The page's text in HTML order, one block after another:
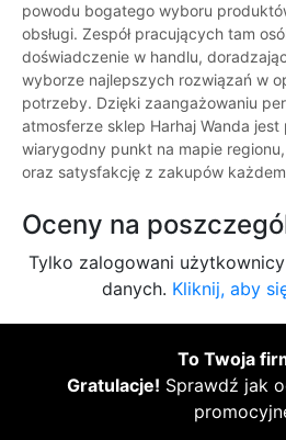
powodu bogatego wyboru
obsługi. Zespół pracujących tam
doświadczenie w handlu,
wyborze najlepszych rozwiązań w
potrzeby. Dzięki zaangażowaniu
atmosferze sklep Harhaj Wanda
wiarygodny punkt na mapie
oraz satysfakcję z zakupów
Oceny na
Tylko zalogowani
danych. Kliknij, aby
To Twoja
Gratulacje! Sprawdź jak